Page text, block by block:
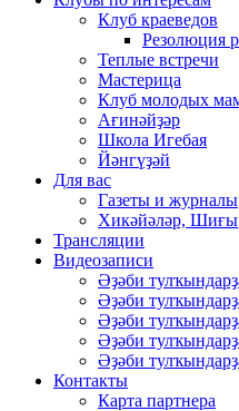
Клуб краеведов
Резолюция
Теплые встречи
Мастерица
Клуб молодых
Ағинәйҙәр
Школа Игебая
Йәнгүҙәй
Для вас
Газеты и журналы
Хикәйәләр,
Трансляции
Видеозаписи
Әҙәби
Әҙәби
Әҙәби
Әҙәби
Әҙәби
Контакты
Карта партнера